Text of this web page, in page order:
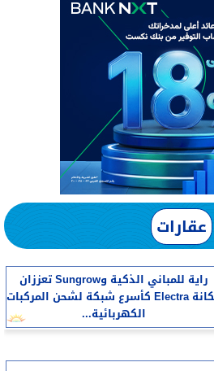
عقارات
راية للمباني الذكية وSungrow تعززان
مكانة Electra كأسرع شبكة لشحن المركبات
الكهربائية...